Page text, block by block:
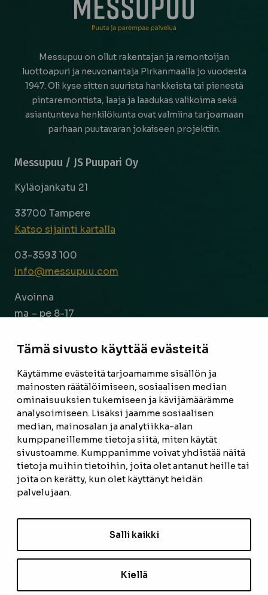
Tämä sivusto käyttää evästeitä
Käytämme evästeitä tarjoamamme sisällön ja
mainosten räätälöimiseen, sosiaalisen median
ominaisuuksien tukemiseen ja kävijämäärämme
analysoimiseen. Lisäksi jaamme sosiaalisen
median, mainosalan ja analytiikka-alan
kumppaneillemme tietoja siitä, miten käytät
sivustoamme. Kumppanimme voivat yhdistää näitä
tietoja muihin tietoihin, joita olet antanut heille tai
joita on kerätty, kun olet käyttänyt heidän
palvelujaan.
Salli kaikki
Kiellä
Messupuu on ollut rakentajan ja remontoijan
luottoapuri ja neuvonantaja Pirkanmaalla jo vuodesta
1947. Oli kyse sitten suurista hankkeista tai pienestä
pintaremontista, laaja ja laadukas valikoima sekä
asiantunteva henkilökunta ovat valmiina tarjoamaan
parhaan puutavaran jokaiseen projektiin.
Messupuu / JS Puupari Oy
Kyläojankatu 21
33700 Tampere
Katso sijainti kartalla
03-3593 100
info@messupuu.com
Avoinna
ma – pe 8-17
ETUSIVU
TUOTTEET
REFERENSSIT
OTA YHTEYTTÄ
TIETOSUOJASELOSTE
EVÄSTEASETUKSET